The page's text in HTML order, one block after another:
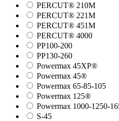
PERCUT® 210M
PERCUT® 221M
PERCUT® 451M
PERCUT® 4000
PP100-200
PP130-260
Powermax 45XP®
Powermax 45®
Powermax 65-85-105
Powermax 125®
Powermax 1000-1250-
S-45